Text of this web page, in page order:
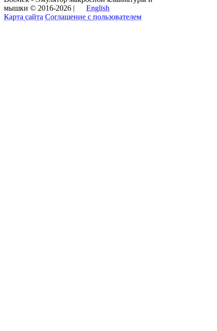
мышки © 2016-2026 |
English
Карта сайта Соглашение с пользователем